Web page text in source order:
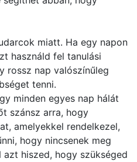
miatt. Ha egy napon
használd fel tanulási
rossz nap valószínűleg
tenni.
minden egyes nap hálát
szánsz arra, hogy
amelyekkel rendelkezel,
hogy nincsenek meg
hiszed, hogy szükséged